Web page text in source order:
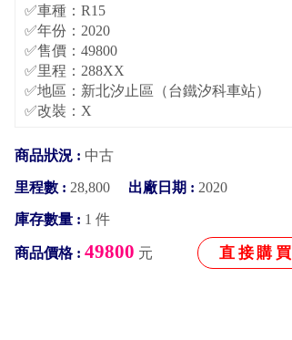
✅車種：R15
✅年份：2020
✅售價：49800
✅里程：288XX
✅地區：新北汐止區（台鐵汐科車站）
✅改裝：X
商品狀況 : 中古
里程數 : 28,800 出廠日期 : 2020
庫存數量 : 1 件
商品價格 : 49800 元 直接購買